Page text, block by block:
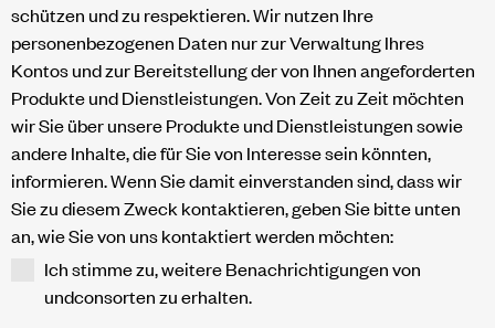
schützen und zu respektieren. Wir nutzen Ihre
personenbezogenen Daten nur zur Verwaltung Ihres
Kontos und zur Bereitstellung der von Ihnen angeforderten
Produkte und Dienstleistungen. Von Zeit zu Zeit möchten
wir Sie über unsere Produkte und Dienstleistungen sowie
andere Inhalte, die für Sie von Interesse sein könnten,
informieren. Wenn Sie damit einverstanden sind, dass wir
Sie zu diesem Zweck kontaktieren, geben Sie bitte unten
an, wie Sie von uns kontaktiert werden möchten:
Ich stimme zu, weitere Benachrichtigungen von
undconsorten zu erhalten.